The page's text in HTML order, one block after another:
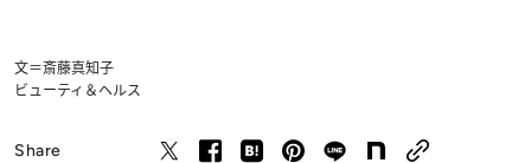
文＝斎藤真知子
ビューティ＆ヘルス
Share